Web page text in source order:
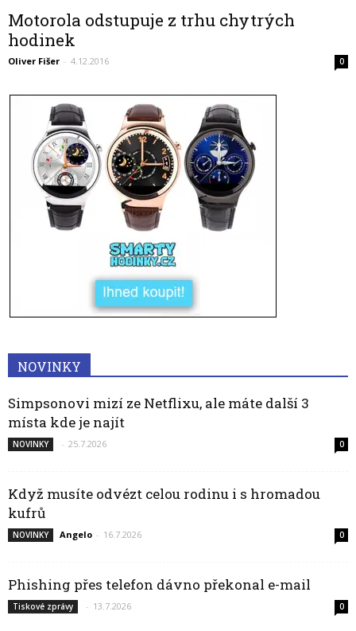
Motorola odstupuje z trhu chytrých
hodinek
Oliver Fišer - 4.12.2016 0
NOVINKY
Simpsonovi mizí ze Netflixu, ale máte další 3
místa kde je najít
NOVINKY - 25.7.2026 0
Když musíte odvézt celou rodinu i s hromadou
kufrů
NOVINKY Angelo - 16.7.2026 0
Phishing přes telefon dávno překonal e-mail
Tiskové zprávy - 13.7.2026 0